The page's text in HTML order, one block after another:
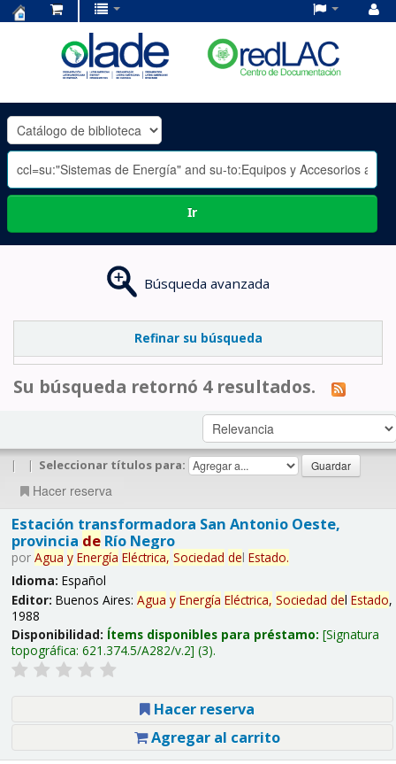
OLADE
-
Ir
Búsqueda avanzada
Refinar su búsqueda
Su búsqueda retornó 4 resultados.
| | Seleccionar títulos para:
Hacer reserva
Estación transformadora San Antonio Oeste,
provincia deRío Negro
por Agua y Energía Eléctrica, Sociedad del Estado.
Idioma: Español
Editor: Buenos Aires: Agua y Energía Eléctrica, Sociedad del Estado,
1988
Disponibilidad: Ítems disponibles para préstamo: Signatura
topográfica: 621.374.5/A282/v.2 (3).
Hacer reserva
Agregar al carrito